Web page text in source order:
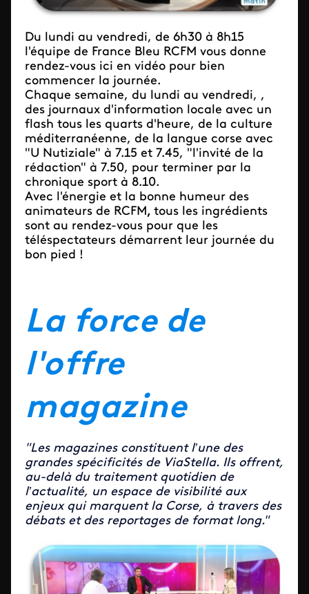
Du lundi au vendredi, de 6h30 à 8h15
l'équipe de France Bleu RCFM vous donne
rendez-vous ici en vidéo pour bien
commencer la journée.
Chaque semaine, du lundi au vendredi, ,
des journaux d'information locale avec un
flash tous les quarts d'heure, de la culture
méditerranéenne, de la langue corse avec
"U Nutiziale" à 7.15 et 7.45, "l'invité de la
rédaction" à 7.50, pour terminer par la
chronique sport à 8.10.
Avec l'énergie et la bonne humeur des
animateurs de RCFM , tous les ingrédients
sont au rendez-vous pour que les
téléspectateurs démarrent leur journée du
bon pied !
La force de
l'offre
magazine
"Les magazines constituent l’une des
grandes spécificités de ViaStella. Ils offrent,
au-delà du traitement quotidien de
l’actualité, un espace de visibilité aux
enjeux qui marquent la Corse, à travers des
débats et des reportages de format long."